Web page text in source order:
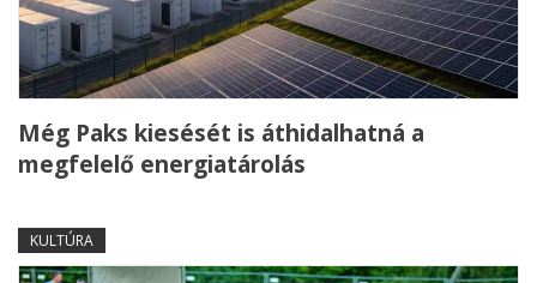
Még Paks kiesését is áthidalhatná a
megfelelő energiatárolás
KULTÚRA